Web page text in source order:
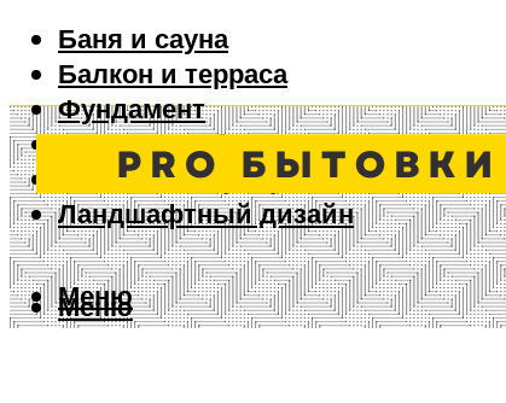
Баня и сауна
Балкон и терраса
Фундамент
Ворота и забор
Дизайн интерьера
Ландшафтный дизайн
Меню
Меню